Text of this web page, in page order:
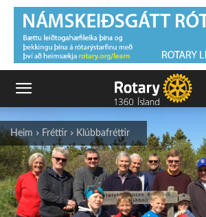
Heim Fréttir Klúbbafréttir